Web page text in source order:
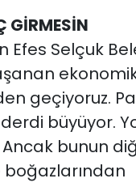
GİRMESİN
Efes Selçuk
geçiyoruz.
büyüyor.
bunun